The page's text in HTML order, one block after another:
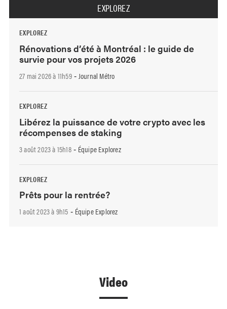
EXPLOREZ
EXPLOREZ
Rénovations d’été à Montréal : le guide de
survie pour vos projets 2026
27 mai 2026 à 11h59- Journal Métro
EXPLOREZ
Libérez la puissance de votre crypto avec les
récompenses de staking
3 août 2023 à 15h18- Équipe Explorez
EXPLOREZ
Prêts pour la rentrée?
1 août 2023 à 9h15 - Équipe Explorez
Video